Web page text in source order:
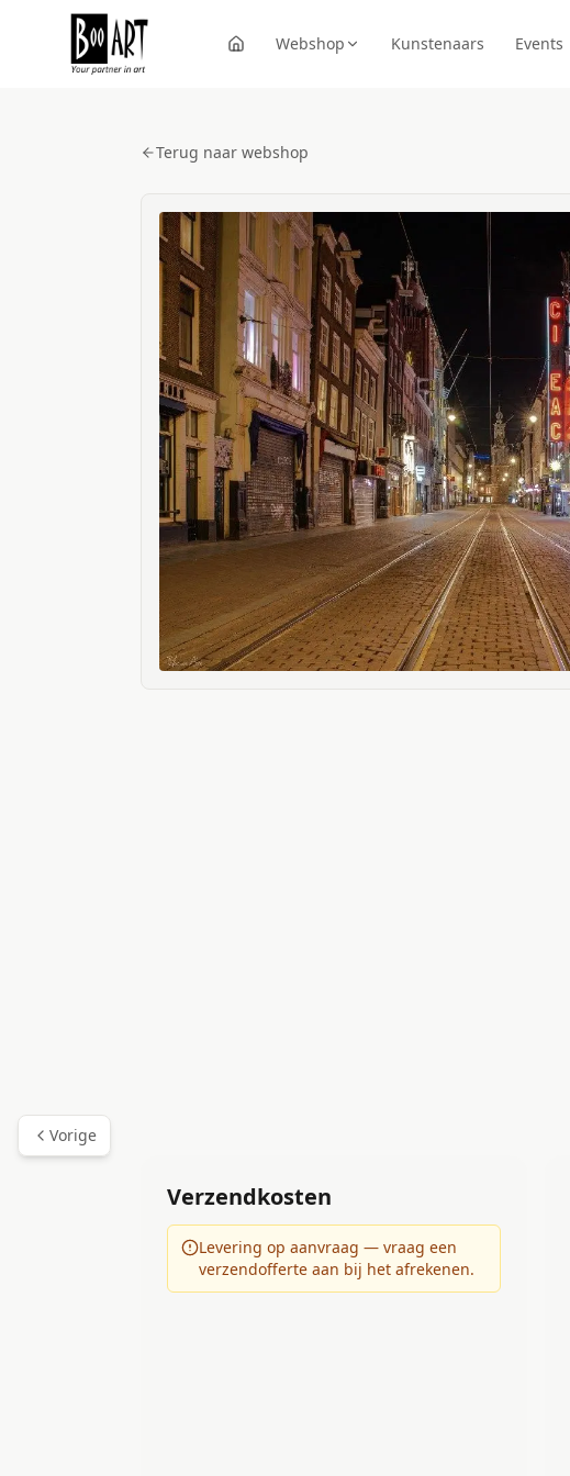
Webshop Kunstenaars Events
Terug naar webshop
Vorige
Verzendkosten
Levering op aanvraag — vraag een
verzendofferte aan bij het afrekenen.